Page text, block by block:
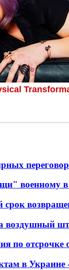
военному
воздушный
по отсрочке
в